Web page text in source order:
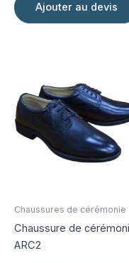
Ajouter au devis
Chaussures de cérémonie
Chaussure de
ARC2